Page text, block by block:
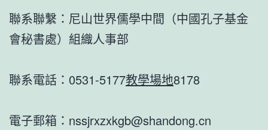
聯系聯繫：尼山世界儒學中間（中國孔子基金
會秘書處）組織人事部
聯系電話：0531-5177教學場地8178
電子郵箱：nssjrxzxkgb@shandong.cn